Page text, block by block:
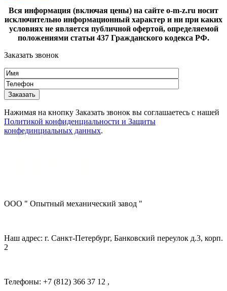
Вся информация (включая цены) на сайте o-m-z.ru носит
исключительно информационный характер и ни при каких
условиях не является публичной офертой, определяемой
положениями статьи 437 Гражданского кодекса РФ.
Заказать звонок
Нажимая на кнопку Заказать звонок вы соглашаетесь с нашей
Политикой конфиденциальности и Защиты
конфединциальных данных.
ООО " Опытный механический завод "
Наш адрес: г. Санкт-Петербург, Банковский переулок д.3, корп.
2
Телефоны: +7 (812) 366 37 12 ,